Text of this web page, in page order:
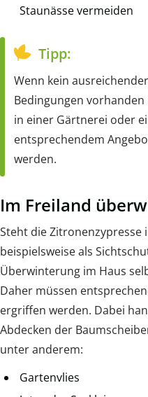
Staunässe vermeiden
Tipp:
Wenn kein
Bedingungen
in einer Gärtnerei oder
entsprechendem
werden.
Im Freiland
Steht die
beispielsweise als
Überwinterung im Haus
Daher müssen
ergriffen werden. Dabei
Abdecken der
unter anderem:
Gartenvlies